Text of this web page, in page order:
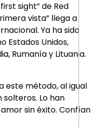
sight” de Red
vista” llega a
Ya ha sido
Estados Unidos,
Rumanía y Lituania.
este método, al igual
solteros. Lo han
sin éxito. Confían